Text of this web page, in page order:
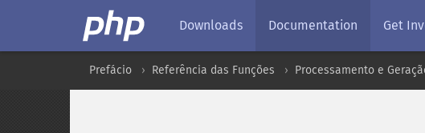
Downloads Documentation Get
Prefácio Referência das Funções Processamento e